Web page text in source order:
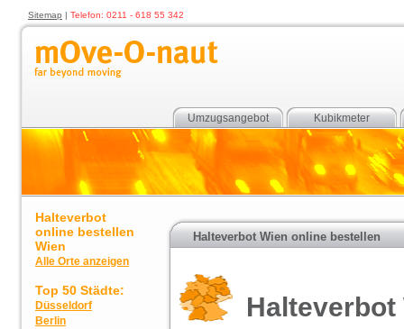
Sitemap | Telefon: 0211 - 618 55 342
Kubikmeter
Umzugsangebot
Halteverbot
online bestellen
Wien
Alle Orte anzeigen
Top 50 Städte:
Düsseldorf
Berlin
Halteverbot Wien online bestellen
Halteverbot